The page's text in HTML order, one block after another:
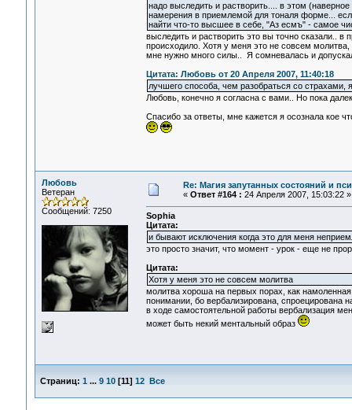
надо выследить и растворить.... в этом
намерения в приемлемой для тоналя форме...
найти что-то высшее в себе, "Аз есмъ" - самое
выследить и растворить это вы точно сказали..
происходило. Хотя у меня это не совсем
мне нужно много силы.. Я сомневалась и
Цитата: Любовь от 20 Апреля 2007, 11:40:18
лучшего способа, чем разобраться со страхами,
Любовь, конечно я согласна с вами.. Но пока
Спасибо за ответы, мне кажется я осознала кое
Любовь
Ветеран
Сообщений: 7250
Re: Магия запутанных состояний и
« Ответ #164 : 24 Апреля 2007, 15:03:22 »
Sophia
Цитата:
и бывают исключения когда это для меня
это просто значит, что момент - урок - еще не
Цитата:
Хотя у меня это не совсем молитва
молитва хороша на первых порах, как
понимании, бо вербализирована, спроецирована
в ходе самостоятельной работы вербализация
может быть некий ментальный образ
Страниц: 1 ... 9 10[11] 12 Все